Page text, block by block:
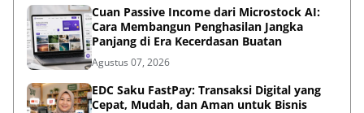
Cuan Passive Income dari Microstock AI:
Cara Membangun Penghasilan Jangka
Panjang di Era Kecerdasan Buatan
Agustus 07, 2026
EDC Saku FastPay: Transaksi Digital yang
Cepat, Mudah, dan Aman untuk Bisnis